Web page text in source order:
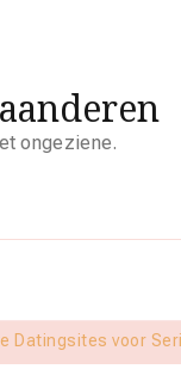
ongeziene.
Datingsites voor